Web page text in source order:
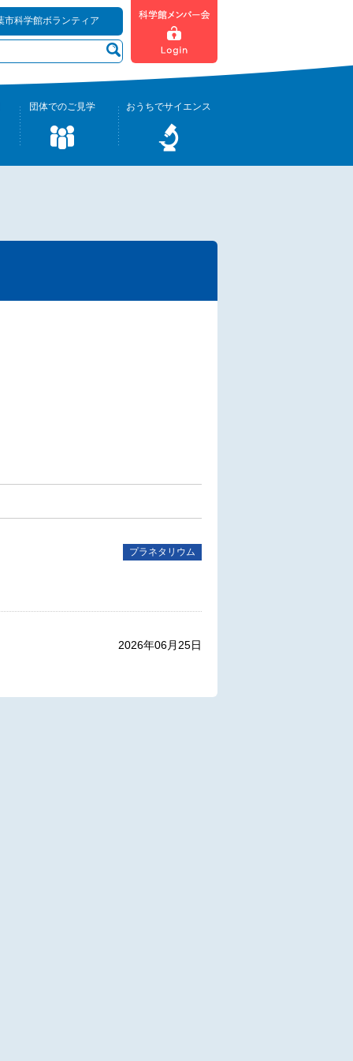
市科学館ボランティア
団体でのご見学 おうちでサイエンス
プラネタリウム
2026年06月25日